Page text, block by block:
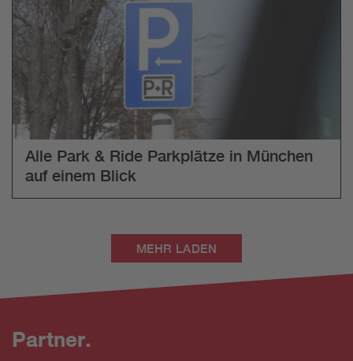
Alle Park & Ride Parkplätze in München
auf einem Blick
MEHR LADEN
Partner.